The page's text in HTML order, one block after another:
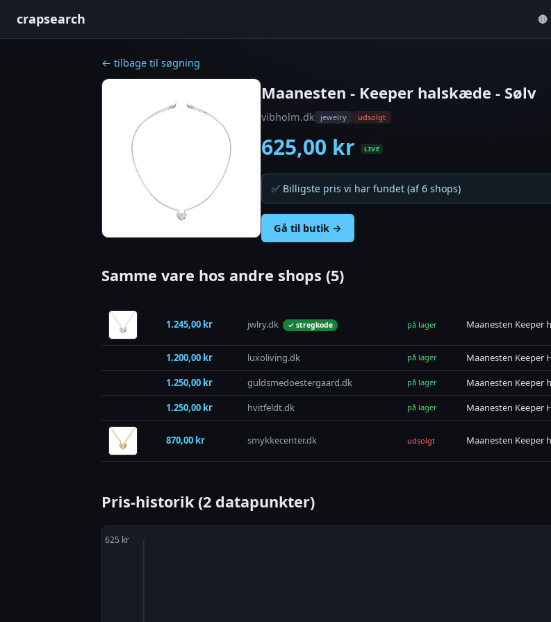
crapsearch
← tilbage til søgning
Maanesten - Keeper halskæde - Sølv
vibholm.dk jewelry udsolgt
625,00 kr LIVE
✅ Billigste pris vi har fundet (af 6 shops)
Gå til butik →
Samme vare hos andre shops (5)
1.245,00 kr jwlry.dk ✓ stregkode på lager Maanesten Keeper
1.200,00 kr luxoliving.dk på lager Maanesten Keeper
1.250,00 kr
guldsmedoestergaard.dk på lager Maanesten Keeper
1.250,00 kr
hvitfeldt.dk på lager Maanesten Keeper
870,00 kr smykkecenter.dk udsolgt Maanesten Keeper
Pris-historik (2 datapunkter)